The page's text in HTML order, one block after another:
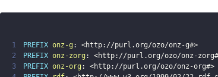
1 PREFIX onz-g : <http://purl.org/ozo/onz-g#>
2
PREFIX onz-zorg : <http://purl.org/ozo/onz-zorg#
3
PREFIX onz-org : <http://purl.org/ozo/onz-org#>